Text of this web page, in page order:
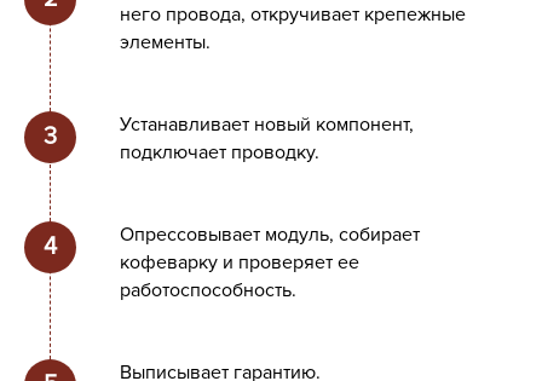
него провода, откручивает крепежные
элементы.
Устанавливает новый компонент,
подключает проводку.
Опрессовывает модуль, собирает
кофеварку и проверяет ее
работоспособность.
Выписывает гарантию.